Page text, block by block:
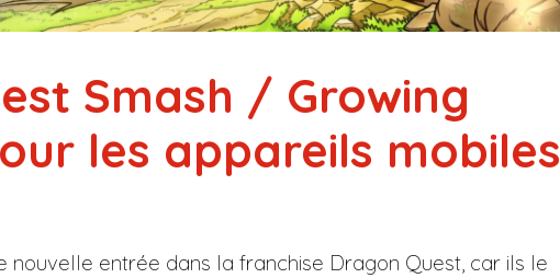
Smash / Growing
les appareils mobiles
nouvelle entrée dans la franchise Dragon Quest, car ils le